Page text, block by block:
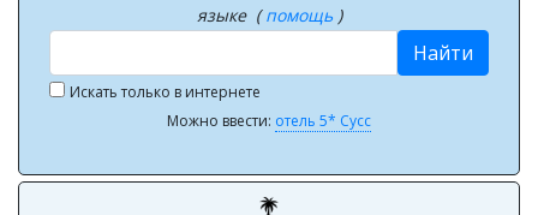
языке (помощь )
Найти
Искать только в интернете
Можно ввести: отель 5* Сусс